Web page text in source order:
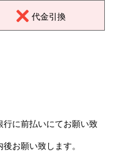
代金引換
行に前払いにてお願い致
お願い致します。